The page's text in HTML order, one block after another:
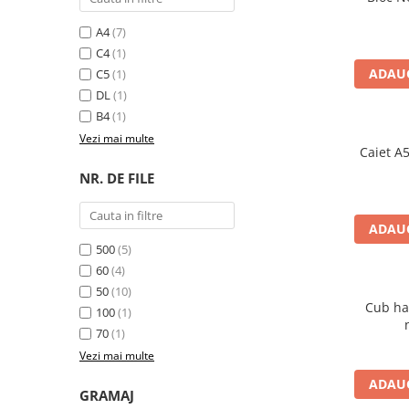
A4(7)
C4(1)
C5(1)
DL(1)
B4(1)
Vezi mai multe
NR. DE FILE
500(5)
60(4)
50(10)
100(1)
70(1)
Vezi mai multe
GRAMAJ
Caiet
Cub